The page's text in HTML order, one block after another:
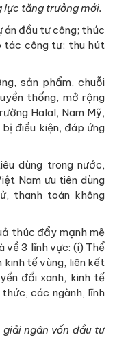
lực tăng trưởng mới.
án đầu tư công; thúc
tác công tư; thu hút
sản phẩm, chuỗi
thống, mở rộng
Halal, Nam Mỹ,
điều kiện, đáp ứng
dùng trong nước,
Nam ưu tiên dùng
thanh toán không
thúc đẩy mạnh mẽ
về 3 lĩnh vực: (i) Thể
tế vùng, liên kết
đổi xanh, kinh tế
các ngành, lĩnh
ngân vốn đầu tư